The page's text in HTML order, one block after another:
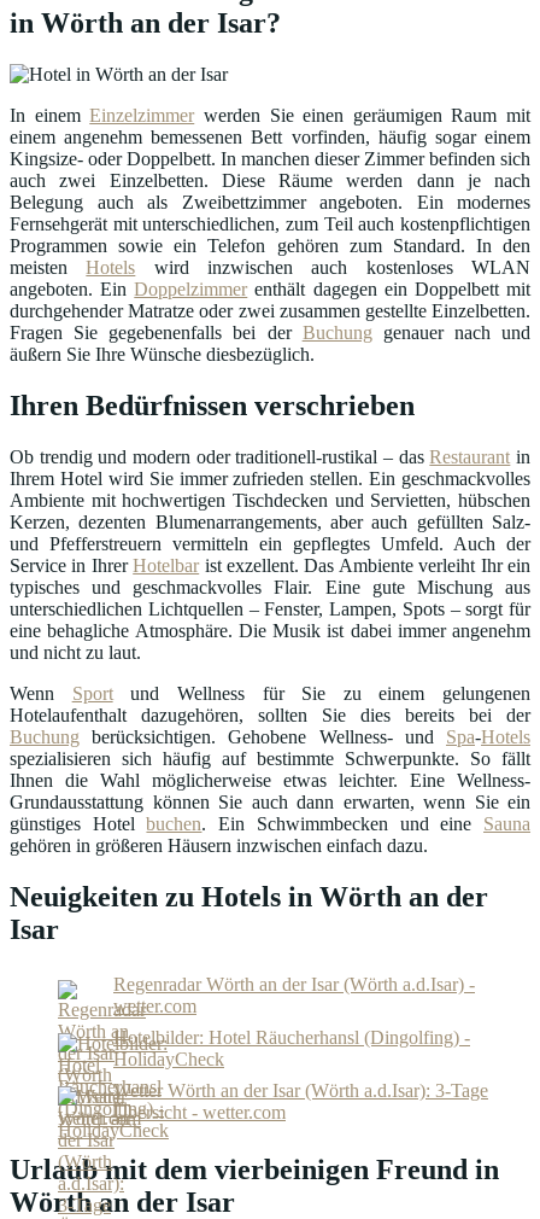
in Wörth an der Isar?
In einemEinzelzimmerwerden Sie einen geräumigen Raum mit
einem angenehm bemessenen Bett vorfinden, häufig sogar einem
Kingsize- oder Doppelbett. In manchen dieser Zimmer befinden sich
auch zwei Einzelbetten. Diese Räume werden dann je nach
Belegung auch als Zweibettzimmer angeboten. Ein modernes
Fernsehgerät mit unterschiedlichen, zum Teil auch kostenpflichtigen
Programmen sowie ein Telefon gehören zum Standard. In den
meistenHotels wird inzwischen auch kostenloses WLAN
angeboten. EinDoppelzimmerenthält dagegen ein Doppelbett mit
durchgehender Matratze oder zwei zusammen gestellte Einzelbetten.
Fragen Sie gegebenenfalls bei der Buchung genauer nach und
äußern Sie Ihre Wünsche diesbezüglich.
Ihren Bedürfnissen verschrieben
Ob trendig und modern oder traditionell-rustikal – dasRestaurant in
Ihrem Hotel wird Sie immer zufrieden stellen. Ein geschmackvolles
Ambiente mit hochwertigen Tischdecken und Servietten, hübschen
Kerzen, dezenten Blumenarrangements, aber auch gefüllten Salz-
und Pfefferstreuern vermitteln ein gepflegtes Umfeld. Auch der
Service in IhrerHotelbarist exzellent. Das Ambiente verleiht Ihr ein
typisches und geschmackvolles Flair. Eine gute Mischung aus
unterschiedlichen Lichtquellen – Fenster, Lampen, Spots – sorgt für
eine behagliche Atmosphäre. Die Musik ist dabei immer angenehm
und nicht zu laut.
Wenn Sportund Wellness für Sie zu einem gelungenen
Hotelaufenthalt dazugehören, sollten Sie dies bereits bei der
Buchung berücksichtigen. Gehobene Wellness- und Spa-Hotels
spezialisieren sich häufig auf bestimmte Schwerpunkte. So fällt
Ihnen die Wahl möglicherweise etwas leichter. Eine Wellness-
Grundausstattung können Sie auch dann erwarten, wenn Sie ein
günstiges Hotelbuchen. Ein Schwimmbecken und eine Sauna
gehören in größeren Häusern inzwischen einfach dazu.
Neuigkeiten zu Hotels in Wörth an der
Isar
Regenradar Wörth an der Isar (Wörth a.d.Isar) -
wetter.com
Hotelbilder: Hotel Räucherhansl (Dingolfing) -
HolidayCheck
Wetter Wörth an der Isar (Wörth a.d.Isar): 3-Tage
Übersicht - wetter.com
Urlaub mit dem vierbeinigen Freund in
Wörth an der Isar